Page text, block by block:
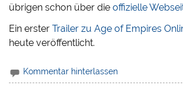
übrigen schon über dieoffizielle
Ein ersterTrailer zu Age of Empires
heute veröffentlicht.
Kommentar hinterlassen